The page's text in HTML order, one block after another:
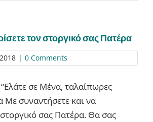
τον στοργικό σας Πατέρα
| 0 Comments
σε Μένα, ταλαίπωρες
Με συναντήσετε και να
σας Πατέρα. Θα σας